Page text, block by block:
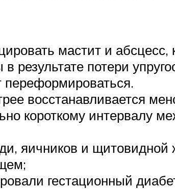
мастит и абсцесс,
потери
переформироваться.
восстанавливается
короткому интервалу
яичников и щитовидной
гестационный